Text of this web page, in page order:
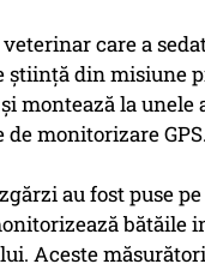
care a
ştiinţă din misiune
montează la unele
monitorizare GPS.
au fost puse
bătăile
Aceste